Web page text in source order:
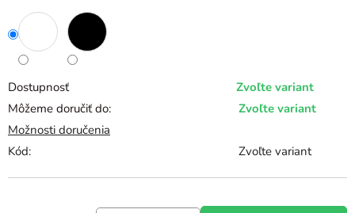
Dostupnosť
Zvoľte variant
Môžeme doručiť do:
Zvoľte variant
Možnosti doručenia
Kód:
Zvoľte variant